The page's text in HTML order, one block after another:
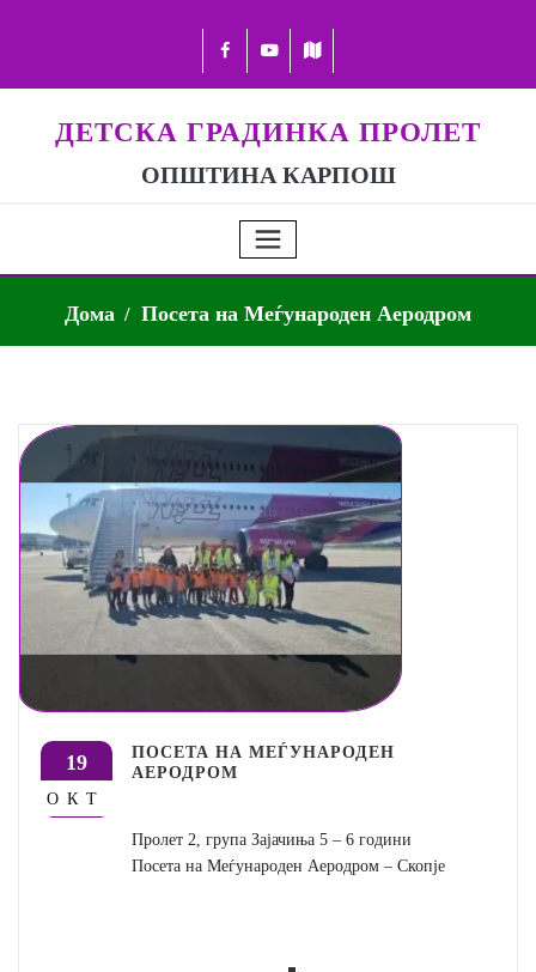
ДЕТСКА ГРАДИНКА ПРОЛЕТ
ОПШТИНА КАРПОШ
Дома Посета на Меѓународен Аеродром
19
ОКТ
ПОСЕТА НА МЕЃУНАРОДЕН
АЕРОДРОМ
Пролет 2, група Зајачиња 5 – 6 години
Посета на Меѓународен Аеродром – Скопје